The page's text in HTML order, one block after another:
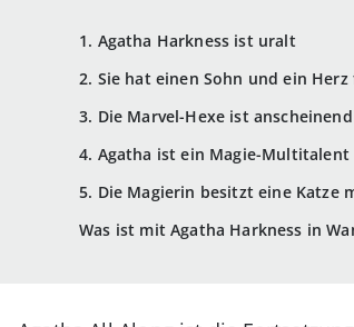
1. Agatha Harkness ist uralt
2. Sie hat einen Sohn und ein
3. Die Marvel-Hexe ist
4. Agatha ist ein Magie-Multitalent
5. Die Magierin besitzt eine Katze
Was ist mit Agatha Harkness in